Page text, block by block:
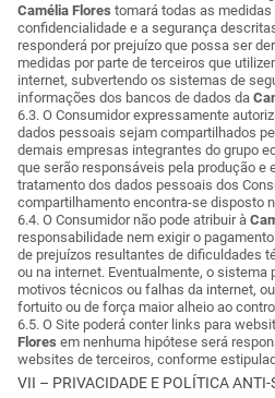
Camélia Flores tomará todas as
confidencialidade e a segurança
responderá por prejuízo que possa ser
medidas por parte de terceiros que
internet, subvertendo os sistemas de
informações dos bancos de dados da
6.3. O Consumidor expressamente
dados pessoais sejam compartilhados
demais empresas integrantes do grupo
que serão responsáveis pela produção e
tratamento dos dados pessoais dos
compartilhamento encontra-se disposto
6.4. O Consumidor não pode atribuir à
responsabilidade nem exigir o
de prejuízos resultantes de dificuldades
ou na internet. Eventualmente, o sistema
motivos técnicos ou falhas da internet,
fortuito ou de força maior alheio ao
6.5. O Site poderá conter links para
Flores em nenhuma hipótese será
websites de terceiros, conforme
VII – PRIVACIDADE E POLÍTICA ANTI-